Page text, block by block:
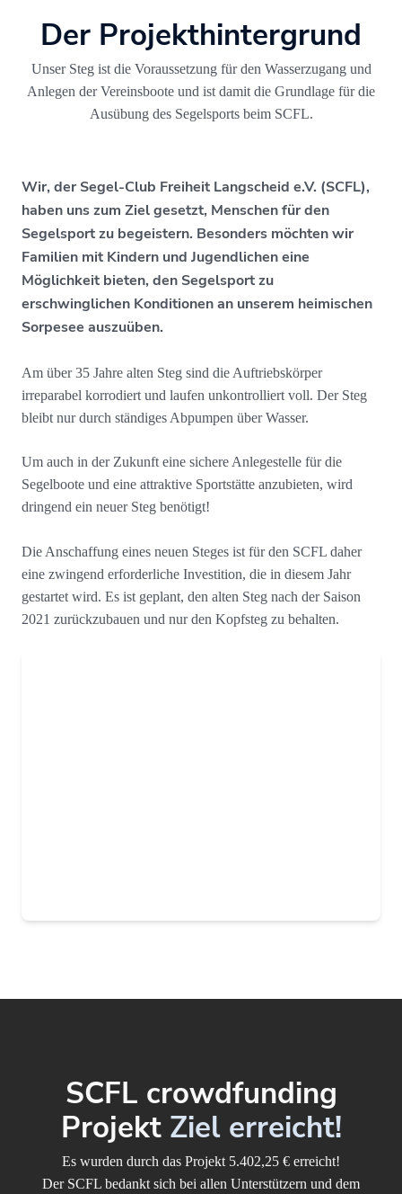
Der Projekthintergrund
Unser Steg ist die Voraussetzung für den Wasserzugang und
Anlegen der Vereinsboote und ist damit die Grundlage für die
Ausübung des Segelsports beim SCFL.
Wir, der Segel-Club Freiheit Langscheid e.V. (SCFL),
haben uns zum Ziel gesetzt, Menschen für den
Segelsport zu begeistern. Besonders möchten wir
Familien mit Kindern und Jugendlichen eine
Möglichkeit bieten, den Segelsport zu
erschwinglichen Konditionen an unserem heimischen
Sorpesee auszuüben.
Am über 35 Jahre alten Steg sind die Auftriebskörper
irreparabel korrodiert und laufen unkontrolliert voll. Der Steg
bleibt nur durch ständiges Abpumpen über Wasser.
Um auch in der Zukunft eine sichere Anlegestelle für die
Segelboote und eine attraktive Sportstätte anzubieten, wird
dringend ein neuer Steg benötigt!
Die Anschaffung eines neuen Steges ist für den SCFL daher
eine zwingend erforderliche Investition, die in diesem Jahr
gestartet wird. Es ist geplant, den alten Steg nach der Saison
2021 zurückzubauen und nur den Kopfsteg zu behalten.
SCFL crowdfunding
Projekt Ziel erreicht!
Es wurden durch das Projekt 5.402,25 € erreicht!
Der SCFL bedankt sich bei allen Unterstützern und dem